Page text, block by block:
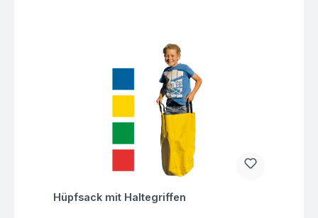
Fragen zum Artikel
Hüpfsack mit Haltegriffen